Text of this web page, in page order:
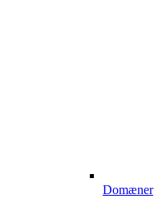
Domæner